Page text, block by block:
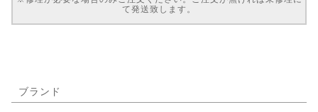
て発送致します。
ブランド